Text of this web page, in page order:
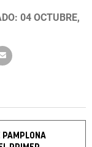
04 OCTUBRE,
PAMPLONA